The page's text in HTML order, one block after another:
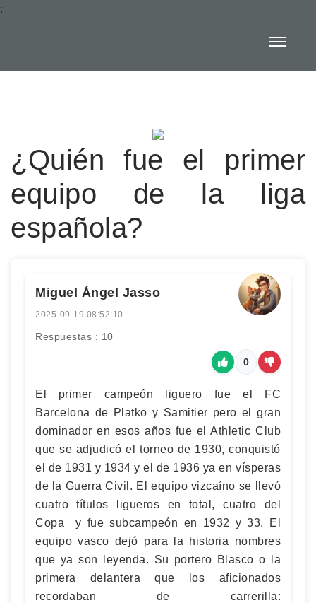
:
¿Quién fue el primer
equipo de la liga
española?
Miguel Ángel Jasso
2025-09-19 08:52:10
Respuestas : 10
0
El primer campeón liguero fue el FC
Barcelona de Platko y Samitier pero el gran
dominador en esos años fue el Athletic Club
que se adjudicó el torneo de 1930, conquistó
el de 1931 y 1934 y el de 1936 ya en vísperas
de la Guerra Civil. El equipo vizcaíno se llevó
cuatro títulos ligueros en total, cuatro del
Copa y fue subcampeón en 1932 y 33. El
equipo vasco dejó para la historia nombres
que ya son leyenda. Su portero Blasco o la
primera delantera que los aficionados
recordaban de carrerilla: